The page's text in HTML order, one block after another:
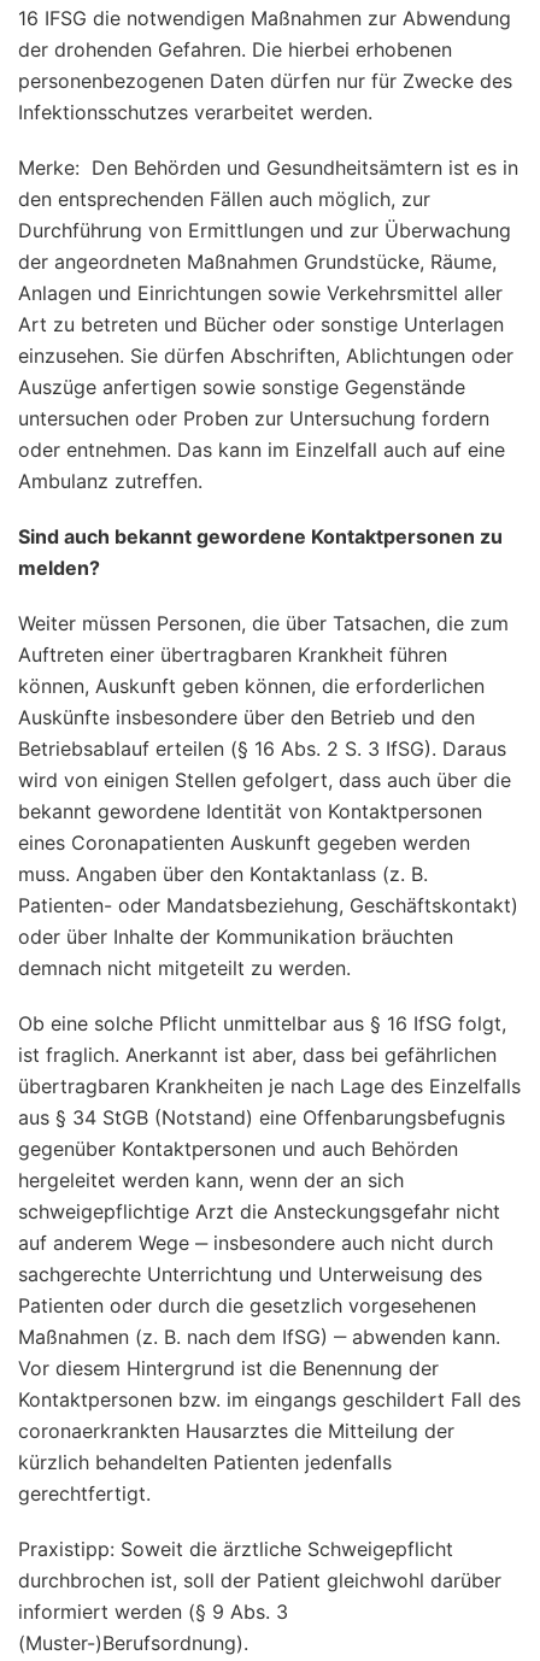
16 IFSG die notwendigen Maßnahmen zur Abwendung
der drohenden Gefahren. Die hierbei erhobenen
personenbezogenen Daten dürfen nur für Zwecke des
Infektionsschutzes verarbeitet werden.
Merke: Den Behörden und Gesundheitsämtern ist es in
den entsprechenden Fällen auch möglich, zur
Durchführung von Ermittlungen und zur Überwachung
der angeordneten Maßnahmen Grundstücke, Räume,
Anlagen und Einrichtungen sowie Verkehrsmittel aller
Art zu betreten und Bücher oder sonstige Unterlagen
einzusehen. Sie dürfen Abschriften, Ablichtungen oder
Auszüge anfertigen sowie sonstige Gegenstände
untersuchen oder Proben zur Untersuchung fordern
oder entnehmen. Das kann im Einzelfall auch auf eine
Ambulanz zutreffen.
Sind auch bekannt gewordene Kontaktpersonen zu
melden?
Weiter müssen Personen, die über Tatsachen, die zum
Auftreten einer übertragbaren Krankheit führen
können, Auskunft geben können, die erforderlichen
Auskünfte insbesondere über den Betrieb und den
Betriebsablauf erteilen (§ 16 Abs. 2 S. 3 IfSG). Daraus
wird von einigen Stellen gefolgert, dass auch über die
bekannt gewordene Identität von Kontaktpersonen
eines Coronapatienten Auskunft gegeben werden
muss. Angaben über den Kontaktanlass (z. B.
Patienten- oder Mandatsbeziehung, Geschäftskontakt)
oder über Inhalte der Kommunikation bräuchten
demnach nicht mitgeteilt zu werden.
Ob eine solche Pflicht unmittelbar aus § 16 IfSG folgt,
ist fraglich. Anerkannt ist aber, dass bei gefährlichen
übertragbaren Krankheiten je nach Lage des Einzelfalls
aus § 34 StGB (Notstand) eine Offenbarungsbefugnis
gegenüber Kontaktpersonen und auch Behörden
hergeleitet werden kann, wenn der an sich
schweigepflichtige Arzt die Ansteckungsgefahr nicht
auf anderem Wege ‒ insbesondere auch nicht durch
sachgerechte Unterrichtung und Unterweisung des
Patienten oder durch die gesetzlich vorgesehenen
Maßnahmen (z. B. nach dem IfSG) ‒ abwenden kann.
Vor diesem Hintergrund ist die Benennung der
Kontaktpersonen bzw. im eingangs geschildert Fall des
coronaerkrankten Hausarztes die Mitteilung der
kürzlich behandelten Patienten jedenfalls
gerechtfertigt.
Praxistipp: Soweit die ärztliche Schweigepflicht
durchbrochen ist, soll der Patient gleichwohl darüber
informiert werden (§ 9 Abs. 3
(Muster-)Berufsordnung).